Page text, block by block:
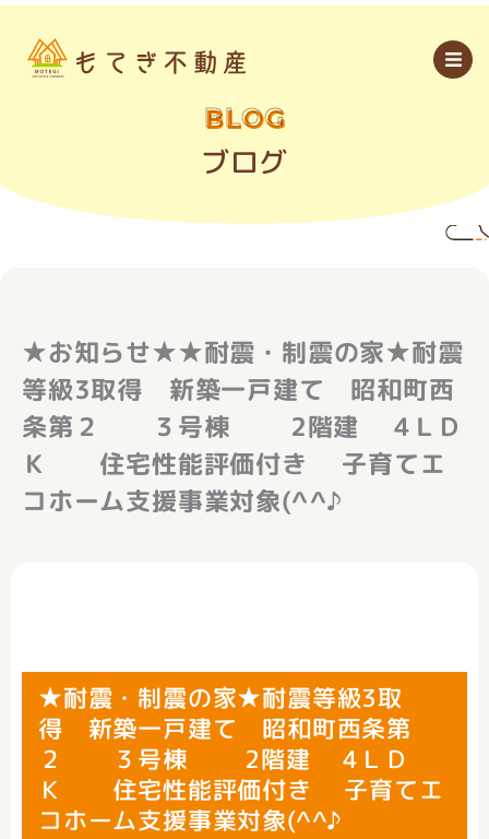
内
BLOG
ブログ
★お知らせ★★耐震・制震の家★耐震
等級3取得 新築一戸建て 昭和町西
条第２ ３号棟 2階建 4ＬＤ
Ｋ 住宅性能評価付き 子育てエ
コホーム支援事業対象(^^♪
★耐震・制震の家★耐震等級3取
得 新築一戸建て 昭和町西条第
２ ３号棟 2階建 4ＬＤ
Ｋ 住宅性能評価付き 子育てエ
コホーム支援事業対象(^^♪